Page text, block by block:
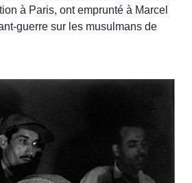
à Paris, ont emprunté à Marcel
guerre sur les musulmans de